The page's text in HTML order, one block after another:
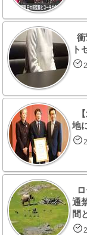
ト
地
通
間